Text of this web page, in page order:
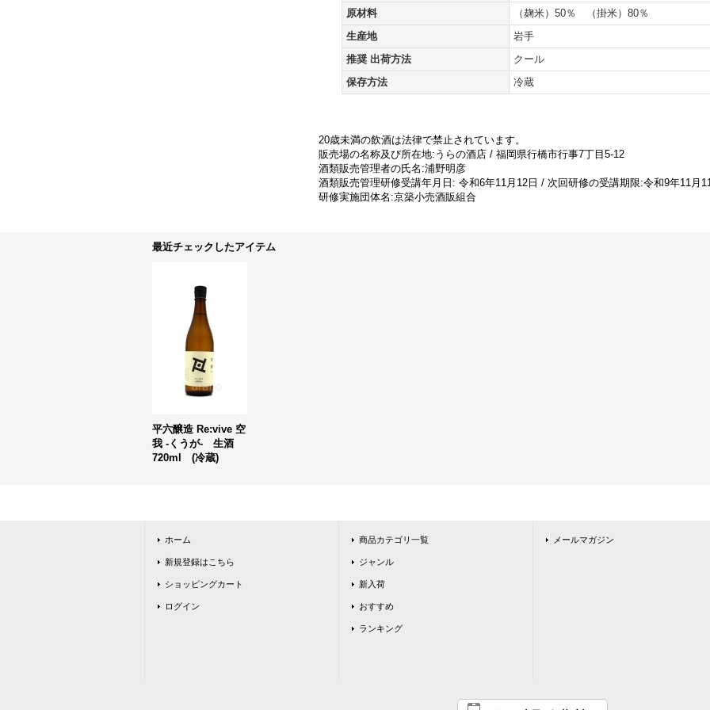
原材料
（麹米）50％ （掛米）80％
生産地
岩手
推奨 出荷方法
クール
保存方法
冷蔵
20歳未満の飲酒は法律で禁止されています。
販売場の名称及び所在地:うらの酒店 / 福岡県行橋市行事7丁目5-12
酒類販売管理者の氏名:浦野明彦
酒類販売管理研修受講年月日: 令和6年11月12日 / 次回研修の受講期限:令和9年11月
研修実施団体名:京築小売酒販組合
最近チェックしたアイテム
平六醸造 Re:vive 空
我 -くうが- 生酒
720ml (冷蔵)
ホーム
新規登録はこちら
ショッピングカート
ログイン
商品カテゴリ一覧
ジャンル
新入荷
おすすめ
ランキング
メールマガジン